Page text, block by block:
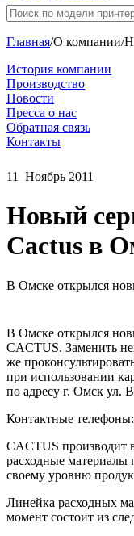
Главная/О компании/
История компании
Производство
Новости
Пресса о нас
Обратная связь
Контакты
11 Ноябрь 2011
Новый
Cactus в
В Омске открылся
В Омске открылся
CACTUS. Заменить
же
при использовании
по адресу г. Омск ул.
Контактные
CACTUS производит
расходные
своему уровню
Линейка расходных
момент состоит из